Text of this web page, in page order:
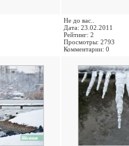
Не до вас..
Дата: 23.02.2011
Рейтинг: 2
Просмотры: 2793
Комментарии: 0